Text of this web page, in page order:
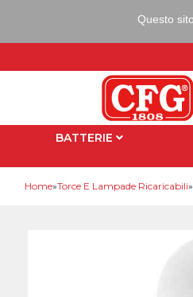
Questo
BATTERIE
You are here
Home»Torce E Lampade Ricaricabili»